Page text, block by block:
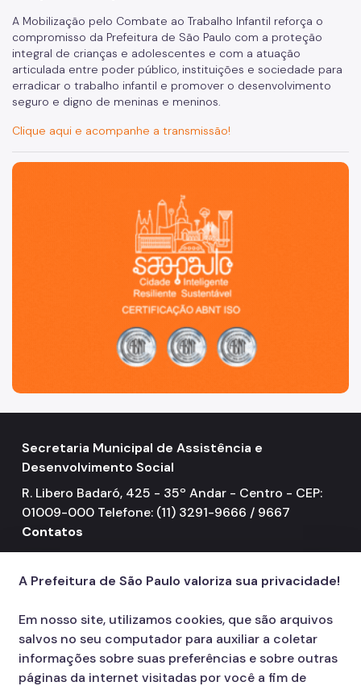
A Mobilização pelo Combate ao Trabalho Infantil reforça o
compromisso da Prefeitura de São Paulo com a proteção
integral de crianças e adolescentes e com a atuação
articulada entre poder público, instituições e sociedade para
erradicar o trabalho infantil e promover o desenvolvimento
seguro e digno de meninas e meninos.
Clique aqui e acompanhe a transmissão!
São Paulo, cidade inteligente, resiliente e sustentável
Secretaria Municipal de Assistência e
Desenvolvimento Social
R. Libero Badaró, 425 - 35º Andar - Centro - CEP:
01009-000 Telefone: (11) 3291-9666 / 9667
Contatos
156
A Prefeitura de São Paulo valoriza sua privacidade!
Em nosso site, utilizamos cookies, que são arquivos
salvos no seu computador para auxiliar a coletar
informações sobre suas preferências e sobre outras
páginas da internet visitadas por você a fim de